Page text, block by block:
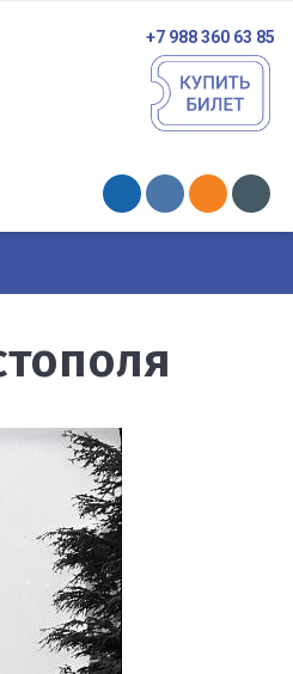
+7 988 360 63 85